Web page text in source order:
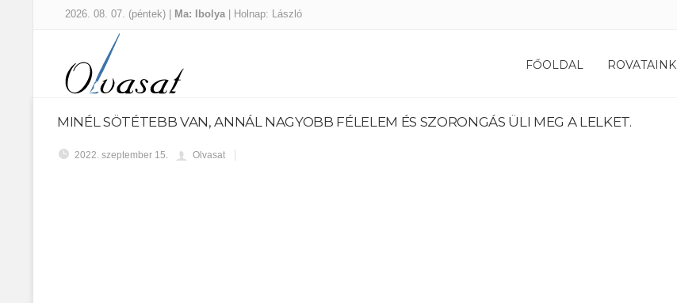
2026. 08. 07. (péntek) | Ma: Ibolya | Holnap: László
FŐOLDAL ROVATAINK
MINÉL SÖTÉTEBB VAN, ANNÁL NAGYOBB FÉLELEM ÉS SZORONGÁS ÜLI MEG A LELKET.
2022. szeptember 15. Olvasat